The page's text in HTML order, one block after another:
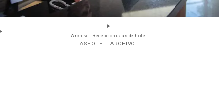
Archivo - Recepcionistas de hotel.
- ASHOTEL - ARCHIVO